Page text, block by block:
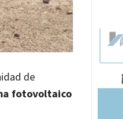
de
fotovoltaico